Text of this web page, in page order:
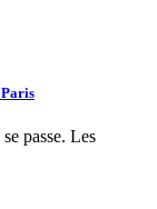
passe. Les